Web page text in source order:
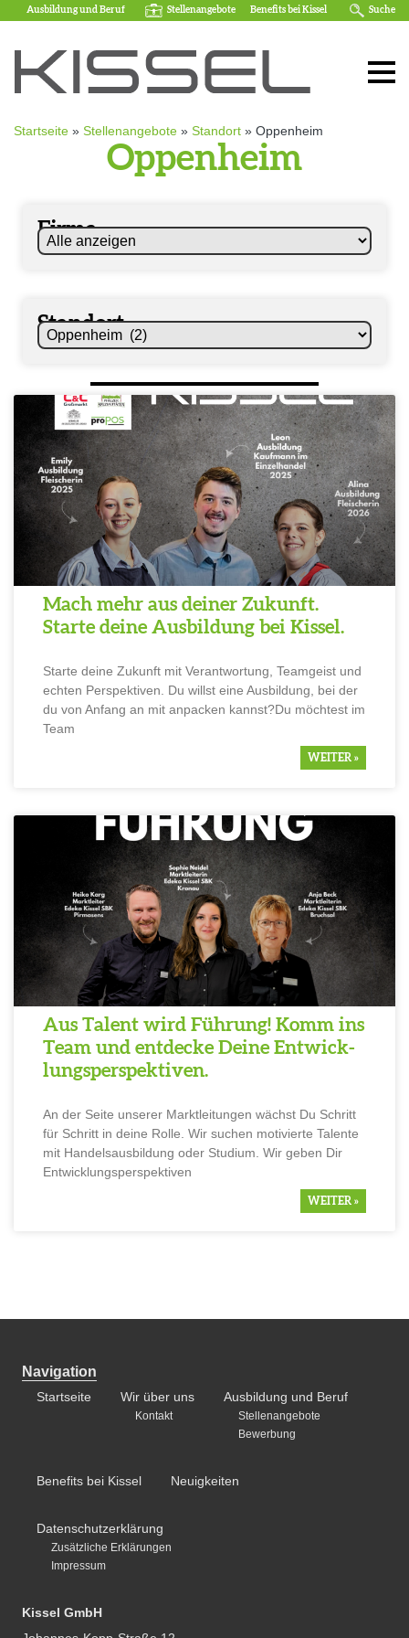
Ausbildung und Beruf Stellenangebote Benefits bei Kissel Suche
Startseite » Stellenangebote » Standort » Oppenheim
Oppenheim
Firma
Standort
Mach mehr aus deiner Zukunft.
Starte deine Ausbil­dung bei Kissel.
Starte deine Zukunft mit Verant­wor­tung, Teamgeist und
echten Perspek­tiven. Du willst eine Ausbil­dung, bei der
du von Anfang an mit anpacken kannst?Du möchtest im
Team
WEITER »
Aus Talent wird Führung! Komm ins
Team und entdecke Deine Entwick­
lungs­per­spek­tiven.
An der Seite unserer Markt­lei­tungen wächst Du Schritt
für Schritt in deine Rolle. Wir suchen motivierte Talente
mit Handels­aus­bil­dung oder Studium. Wir geben Dir
Entwick­lungs­per­spek­tiven
WEITER »
Navigation
Startseite Wir über uns
Kontakt
Ausbildung und Beruf
Stellenangebote
Bewerbung
Benefits bei Kissel Neuigkeiten
Datenschutzerklärung
Zusätzliche Erklärungen
Impressum
Kissel GmbH